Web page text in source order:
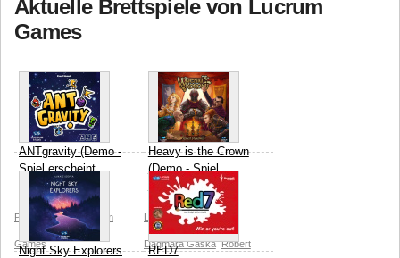
Aktuelle Brettspiele von Lucrum
Games
ANTgravity (Demo -
Spiel erscheint
2026)
Pawel Siemek Lucrum
Games
Heavy is the Crown
(Demo - Spiel
erscheint 2026)
Lucrum Games
Dagmara Gaska Robert
Night Sky Explorers RED7